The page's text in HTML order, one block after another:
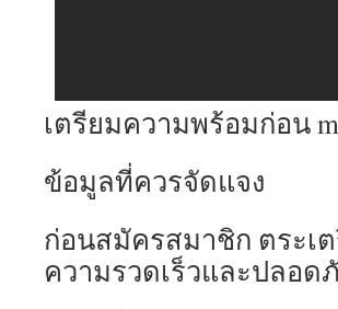
เตรียมความพร้อมก่อน
ข้อมูลที่ควรจัดแจง
ก่อนสมัครสมาชิก ตระเ
ความรวดเร็วและปลอด